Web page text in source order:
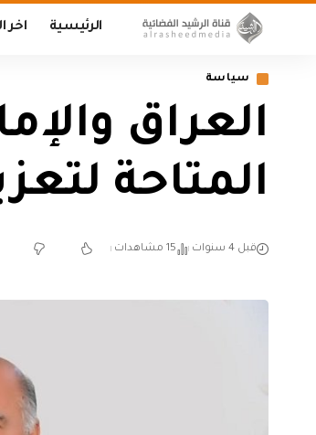
الرئيسية اخر
سياسة
العراق
المتاحة
قبل 4 سنوات 15 مشاهدات